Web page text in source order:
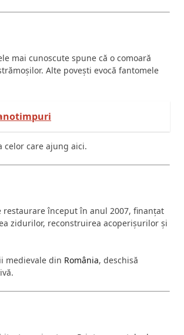
mai cunoscute spune că o comoară
Alte povești evocă fantomele
celor care ajung aici.
început în anul 2007, finanțat
zidurilor, reconstruirea acoperișurilor și
medievale din România, deschisă